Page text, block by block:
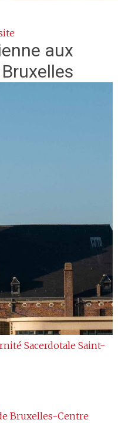
aux
Sacerdotale Saint-
Bruxelles-Centre